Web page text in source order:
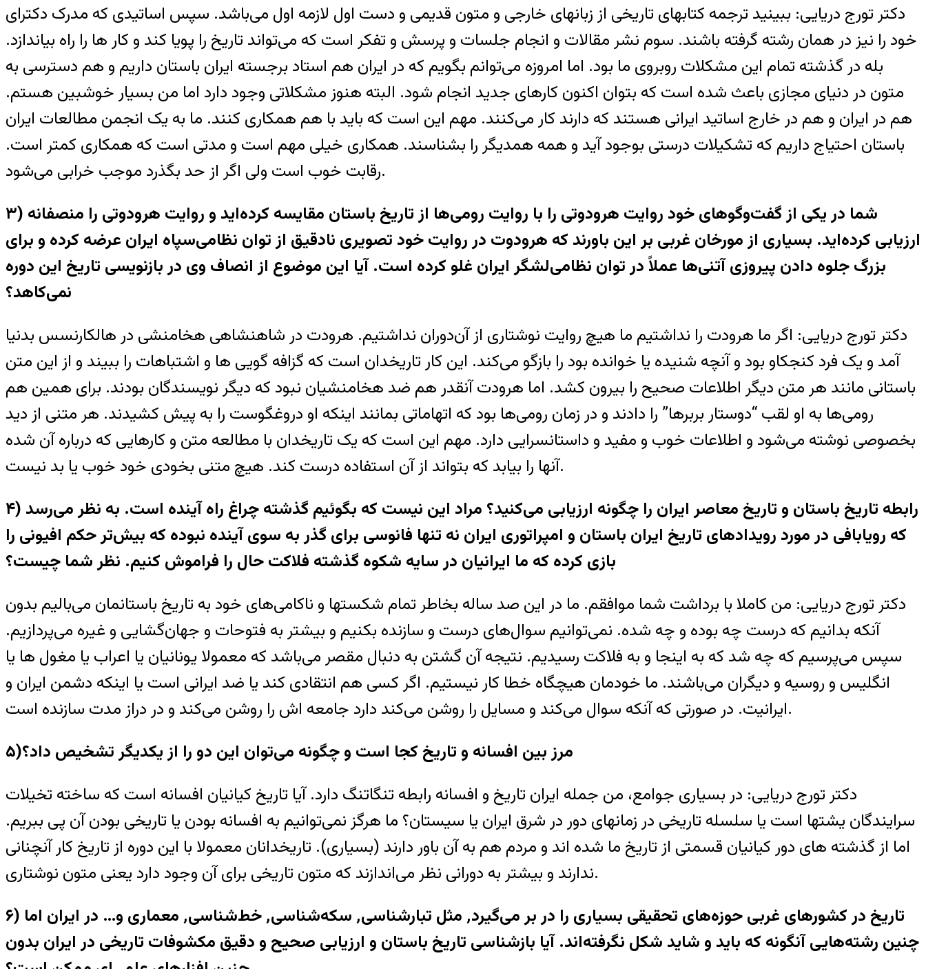
دکتر تورج دريايی: ببينيد ترجمه کتابهای تاريخی از زبانهای خارجی و متون قديمی ‌و دست اول لازمه اول می‌باشد. سپس اساتيدی که مدرک دکترای
خود را نيز در همان رشته گرفته باشند. سوم نشر مقالات و انجام جلسات و پرسش و تفکر است که می‌تواند تاريخ را پويا کند و کار ها را راه بياندازد.
بله در گذشته تمام اين مشکلات روبروی ما بود. اما امروزه می‌توانم بگويم که در ايران هم استاد برجسته ايران باستان داريم و هم دسترسی به
متون در دنيای مجازی باعث شده است که بتوان اکنون کارهای جديد انجام شود. البته هنوز مشکلاتی وجود دارد اما من بسيار خوشبين هستم.
هم در ايران و هم در خارج اساتيد ايرانی هستند که دارند کار می‌کنند. مهم اين است که بايد با هم همکاری کنند. ما به يک انجمن مطالعات ايران
باستان احتياج داريم که تشکيلات درستی بوجود آيد و همه همديگر را بشناسند. همکاری خيلی مهم است و مدتی است که همکاری کمتر است.
رقابت خوب است ولی اگر از حد بگذرد موجب خرابی می‌شود.
۳) شما در يکی از گفت‌وگوهای خود روايت هرودوتی را با روايت رومی‌ها از تاريخ باستان مقايسه کرده‌ايد و روايت هرودوتی را منصفانه
ارزيابی کرده‌ايد. بسياری از مورخان غربی بر اين باورند که هرودوت در روايت خود تصويری نادقيق از توان نظامی‌سپاه ايران عرضه کرده و برای
بزرگ جلوه دادن پيروزی آتنی‌ها عملاً در توان نظامی‌لشگر ايران غلو کرده است. آيا اين موضوع از انصاف وی در بازنويسی تاريخ اين دوره
نمی‌کاهد؟
دکتر تورج دريايی: اگر ما هرودت را نداشتيم ما هيچ روايت نوشتاری از آن‌دوران نداشتيم. هرودت در شاهنشاهی هخامنشی در هالکارنسس بدنيا
آمد و يک فرد کنجکاو بود و آنچه شنيده يا خوانده بود را بازگو می‌کند. اين کار تاريخدان است که گزافه گويی ها و اشتباهات را ببيند و از اين متن
باستانی مانند هر متن ديگر اطلاعات صحيح را بيرون کشد. اما هرودت آنقدر هم ضد هخامنشيان نبود که ديگر نويسندگان بودند. برای همين هم
رومی‌ها به او لقب “دوستار بربرها” را دادند و در زمان رومی‌ها بود که اتهاماتی بمانند اينکه او دروغگوست را به پيش کشيدند. هر متنی از ديد
بخصوصی نوشته می‌شود و اطلاعات خوب و مفيد و داستانسرايی دارد. مهم اين است که يک تاريخدان با مطالعه متن و کارهايی که درباره آن شده
آنها را بيابد که بتواند از آن استفاده درست کند. هيچ متنی بخودی خود خوب يا بد نيست.
۴) رابطه تاريخ باستان و تاريخ معاصر ايران را چگونه ارزيابی می‌کنيد؟ مراد اين نيست که بگوئيم گذشته چراغ راه آينده است. به نظر می‌رسد
که رويابافی در مورد رويدادهای تاريخ ايران باستان و امپراتوری ايران نه تنها فانوسی برای گذر به سوی آينده نبوده که بيش‌تر حکم افيونی را
بازی کرده که ما ايرانيان در سايه شکوه گذشته فلاکت حال را فراموش کنيم. نظر شما چيست؟
دکتر تورج دريايی: من کاملا با برداشت شما موافقم. ما در اين صد ساله بخاطر تمام شکستها و ناکامی‌های خود به تاريخ باستانمان می‌باليم بدون
آنکه بدانيم که درست چه بوده و چه شده. نمی‌توانيم سوال‌های درست و سازنده بکنيم و بيشتر به فتوحات و جهان‌گشايی و غيره می‌پردازيم.
سپس می‌پرسيم که چه شد که به اينجا و به فلاکت رسيديم. نتيجه آن گشتن به دنبال مقصر می‌باشد که معمولا يونانيان يا اعراب يا مغول ها يا
انگليس و روسيه و ديگران می‌باشند. ما خودمان هيچگاه خطا کار نيستيم. اگر کسی هم انتقادی کند يا ضد ايرانی است يا اينکه دشمن ايران و
ايرانيت. در صورتی که آنکه سوال می‌کند و مسايل را روشن می‌کند دارد جامعه اش را روشن می‌کند و در دراز مدت سازنده است.
۵)مرز بين افسانه و تاريخ کجا است و چگونه می‌توان اين دو را از يکديگر تشخيص داد؟
دکتر تورج دريايی: در بسياری جوامع، من جمله ايران تاريخ و افسانه رابطه تنگاتنگ دارد. آيا تاريخ کيانيان افسانه است که ساخته تخيلات
سرايندگان يشتها است يا سلسله تاريخی در زمانهای دور در شرق ايران يا سيستان؟ ما هرگز نمی‌توانيم به افسانه بودن يا تاريخی بودن آن پی ببريم.
اما از گذشته های دور کيانيان قسمتی از تاريخ ما شده اند و مردم هم به آن باور دارند (بسياری). تاريخدانان معمولا با اين دوره از تاريخ کار آنچنانی
ندارند و بيشتر به دورانی نظر می‌اندازند که متون تاريخی برای آن وجود دارد يعنی متون نوشتاری.
۶) تاريخ در کشورهای غربی حوزه‌های تحقيقی بسياری را در بر می‌‌گيرد٬ مثل تبارشناسی٬ سکه‌شناسی٬ خط‌شناسی٬ معماری و… در ايران اما
چنين رشته‌هايی آنگونه که بايد و شايد شکل نگرفته‌اند. آيا بازشناسی تاريخ باستان و ارزيابی صحيح و دقيق مکشوفات تاريخی در ايران بدون